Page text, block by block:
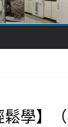
鬆學】